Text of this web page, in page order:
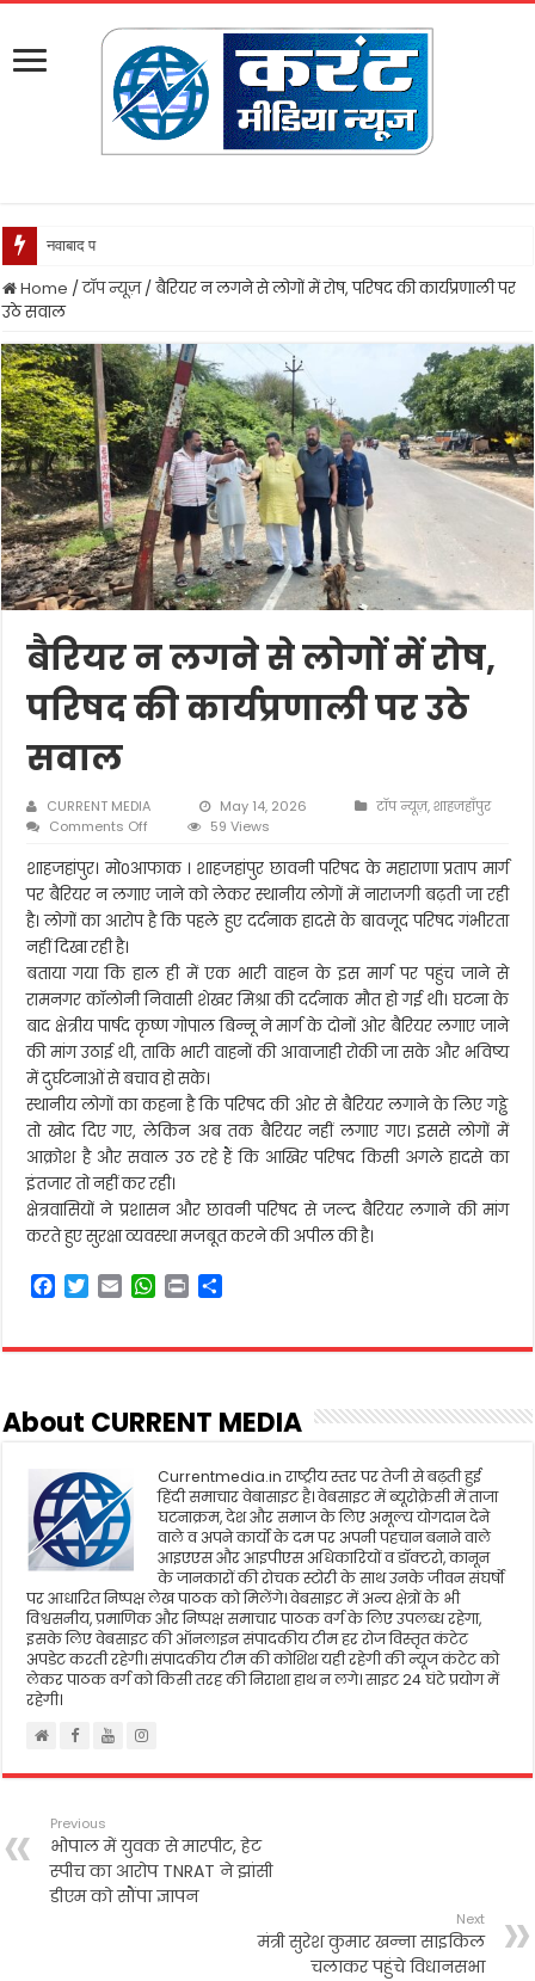
नवाबाद पुलिस ने लूट गिरोह का किया
Home / टॉप न्यूज़/ बैरियर न लगने से लोगों में रोष, परिषद की कार्यप्रणाली पर
उठे सवाल
बैरियर न लगने से लोगों में रोष,
परिषद की कार्यप्रणाली पर उठे
सवाल
CURRENT MEDIA May 14, 2026 टॉप न्यूज़,शाहजहाँपुर
Comments Off
न
लगने
से
लोगों
रोष,
परिषद
की
कार्यप्रणाली
पर
उठे
सवाल
59 Views
शाहजहांपुर। मो0आफाक । शाहजहांपुर छावनी परिषद के महाराणा प्रताप मार्ग
पर बैरियर न लगाए जाने को लेकर स्थानीय लोगों में नाराजगी बढ़ती जा रही
है। लोगों का आरोप है कि पहले हुए दर्दनाक हादसे के बावजूद परिषद गंभीरता
नहीं दिखा रही है।
बताया गया कि हाल ही में एक भारी वाहन के इस मार्ग पर पहुंच जाने से
रामनगर कॉलोनी निवासी शेखर मिश्रा की दर्दनाक मौत हो गई थी। घटना के
बाद क्षेत्रीय पार्षद कृष्ण गोपाल बिन्नू ने मार्ग के दोनों ओर बैरियर लगाए जाने
की मांग उठाई थी, ताकि भारी वाहनों की आवाजाही रोकी जा सके और भविष्य
में दुर्घटनाओं से बचाव हो सके।
स्थानीय लोगों का कहना है कि परिषद की ओर से बैरियर लगाने के लिए गड्ढे
तो खोद दिए गए, लेकिन अब तक बैरियर नहीं लगाए गए। इससे लोगों में
आक्रोश है और सवाल उठ रहे हैं कि आखिर परिषद किसी अगले हादसे का
इंतजार तो नहीं कर रही।
क्षेत्रवासियों ने प्रशासन और छावनी परिषद से जल्द बैरियर लगाने की मांग
करते हुए सुरक्षा व्यवस्था मजबूत करने की अपील की है।
F
e
o
T
t
r
E
i
W
t
p
P
n
r
About CURRENT MEDIA
Currentmedia.in राष्ट्रीय स्तर पर तेजी से बढ़ती हुई
हिंदी समाचार वेबासाइट है। वेबसाइट में ब्यूरोक्रेसी में ताजा
घटनाक्रम, देश और समाज के लिए अमूल्य योगदान देने
वाले व अपने कार्यो के दम पर अपनी पहचान बनाने वाले
आइएएस और आइपीएस अधिकारियों व डॉक्टरो, कानून
के जानकारों की रोचक स्टोरी के साथ उनके जीवन संघर्षो
पर आधारित निष्पक्ष लेख पाठक को मिलेंगे। वेबसाइट में अन्य क्षेत्रों के भी
विश्वसनीय, प्रमाणिक और निष्पक्ष समाचार पाठक वर्ग के लिए उपलब्ध रहेगा,
इसके लिए वेबसाइट की ऑनलाइन संपादकीय टीम हर रोज विस्तृत कंटेट
अपडेट करती रहेगी। संपादकीय टीम की कोशिश यही रहेगी की न्यूज कंटेट को
लेकर पाठक वर्ग को किसी तरह की निराशा हाथ न लगे। साइट 24 घंटे प्रयोग में
रहेगी।
Previous
भोपाल में युवक से मारपीट, हेट
स्पीच का आरोप TNRAT ने झांसी
डीएम को सौंपा ज्ञापन
Next
मंत्री सुरेश कुमार खन्ना साइकिल
चलाकर पहुंचे विधानसभा